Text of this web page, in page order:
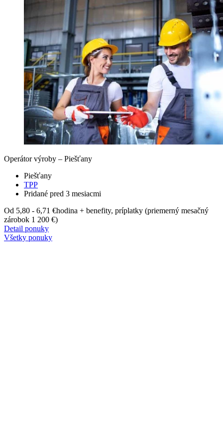
Operátor výroby – Piešťany
Piešťany
TPP
Pridané pred 3 mesiacmi
Od 5,80 - 6,71 €hodina + benefity, príplatky (priemerný mesačný
zárobok 1 200 €)
Detail ponuky
Všetky ponuky